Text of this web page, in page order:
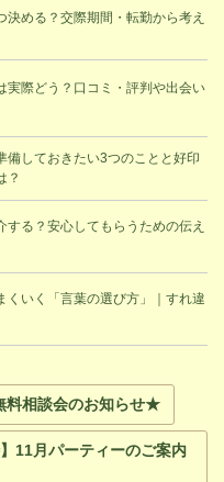
決める？交際期間・転勤から考え
実際どう？口コミ・評判や出会い
備しておきたい3つのことと好印
？
する？安心してもらうための伝え
くいく「言葉の選び方」｜すれ違
料相談会のお知らせ★
11月パーティーのご案内